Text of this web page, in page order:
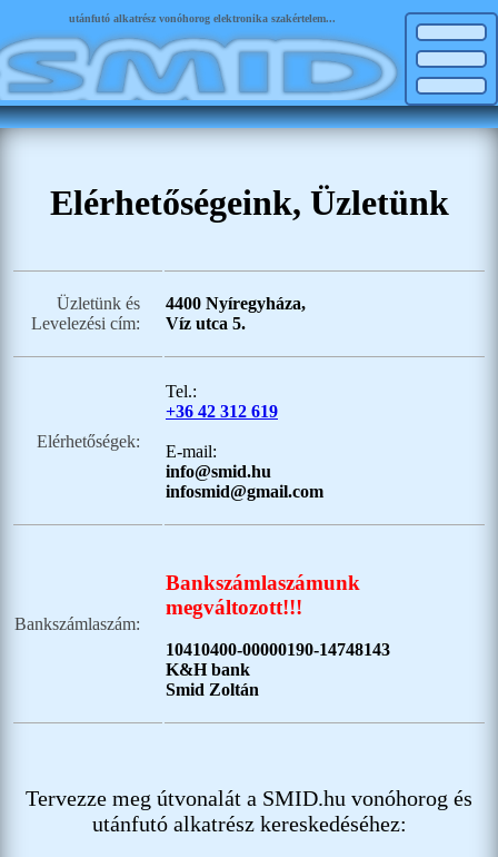
utánfutó alkatrész vonóhorog elektronika szakértelem...
Elérhetőségeink, Üzletünk
Üzletünk és
Levelezési cím:
4400 Nyíregyháza,
Víz utca 5.
Elérhetőségek:
Tel.:
+36 42 312 619
E-mail:
info@smid.hu
infosmid@gmail.com
Bankszámlaszám:
Bankszámlaszámunk
megváltozott!!!
10410400-00000190-14748143
K&H bank
Smid Zoltán
Tervezze meg útvonalát a SMID.hu vonóhorog és
utánfutó alkatrész kereskedéséhez: